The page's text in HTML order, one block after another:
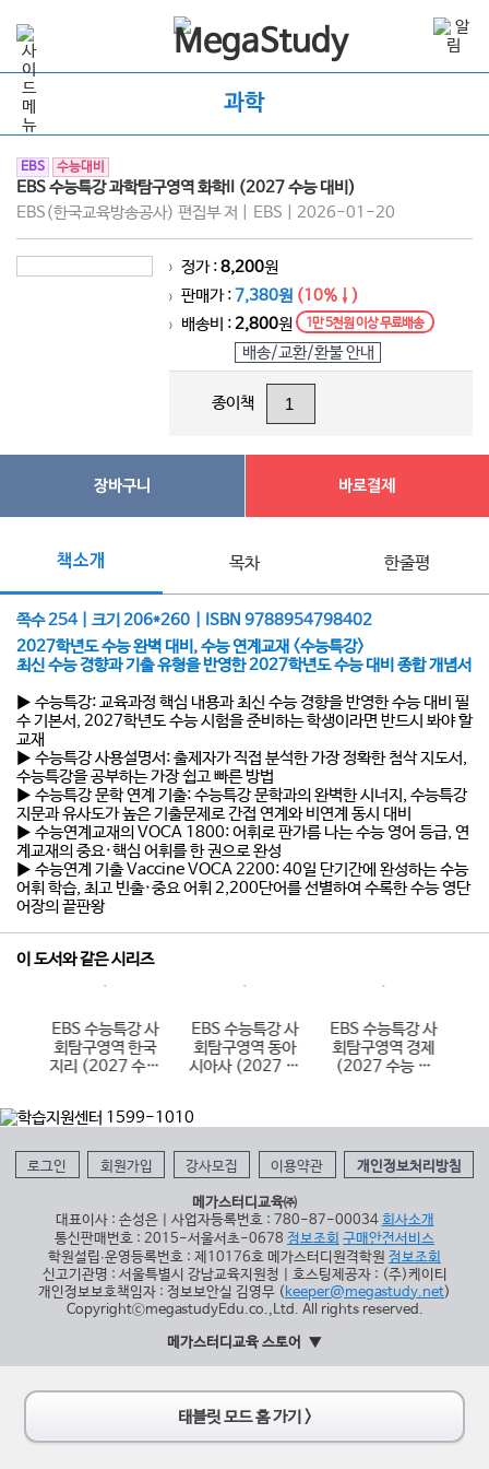
과학
EBS 수능대비
EBS 수능특강 과학탐구영역 화학II (2027 수능 대비)
EBS(한국교육방송공사) 편집부 저 | EBS | 2026-01-20
> 정가 :8,200원
> 판매가 :7,380원 (10%↓)
> 배송비 :2,800원 1만 5천원 이상 무료배송
배송/교환/환불 안내
종이책
장바구니 바로결제
책소개 목차 한줄평
쪽수 254 | 크기 206*260 | ISBN 9788954798402
2027학년도 수능 완벽 대비, 수능 연계교재 <수능특강>
최신 수능 경향과 기출 유형을 반영한 2027학년도 수능 대비 종합 개념서
▶ 수능특강: 교육과정 핵심 내용과 최신 수능 경향을 반영한 수능 대비 필
수 기본서, 2027학년도 수능 시험을 준비하는 학생이라면 반드시 봐야 할
교재
▶ 수능특강 사용설명서: 출제자가 직접 분석한 가장 정확한 첨삭 지도서,
수능특강을 공부하는 가장 쉽고 빠른 방법
▶ 수능특강 문학 연계 기출: 수능특강 문학과의 완벽한 시너지, 수능특강
지문과 유사도가 높은 기출문제로 간접 연계와 비연계 동시 대비
▶ 수능연계교재의 VOCA 1800: 어휘로 판가름 나는 수능 영어 등급, 연
계교재의 중요·핵심 어휘를 한 권으로 완성
▶ 수능연계 기출 Vaccine VOCA 2200: 40일 단기간에 완성하는 수능
어휘 학습, 최고 빈출·중요 어휘 2,200단어를 선별하여 수록한 수능 영단
어장의 끝판왕
이 도서와 같은 시리즈
EBS 수능특강 사
회탐구영역 한국
지리 (2027 수능
EBS 수능특강 사
회탐구영역 동아
시아사 (2027 수
EBS 수능특강 사
회탐구영역 경제
(2027 수능 대
로그인 회원가입 강사모집 이용약관 개인정보처리방침
메가스터디교육㈜
대표이사 : 손성은 | 사업자등록번호 : 780-87-00034 회사소개
통신판매번호 : 2015-서울서초-0678 정보조회 구매안전서비스
학원설립∙운영등록번호 : 제10176호 메가스터디원격학원 정보조회
신고기관명 : 서울특별시 강남교육지원청 | 호스팅제공자 : (주)케이티
개인정보보호책임자 : 정보보안실 김영무 (keeper@megastudy.net)
CopyrightⓒmegastudyEdu.co.,Ltd. All rights reserved.
메가스터디교육 스토어
태블릿 모드 홈 가기 >